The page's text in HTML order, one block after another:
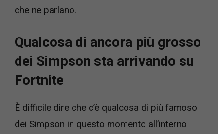
che ne parlano.
Qualcosa di ancora più grosso
dei Simpson sta arrivando su
Fortnite
È difficile dire che c’è qualcosa di più famoso
dei Simpson in questo momento all’interno